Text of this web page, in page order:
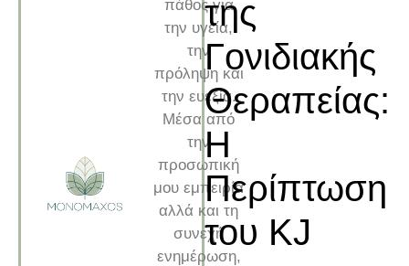
πάθος για
την υγεία,
την
πρόληψη και
την ευεξία.
Μέσα από
την
προσωπική
μου εμπειρία
αλλά και τη
συνεχή
ενημέρωση,
της
Γονιδιακής
Θεραπείας:
Η
Περίπτωση
του KJ